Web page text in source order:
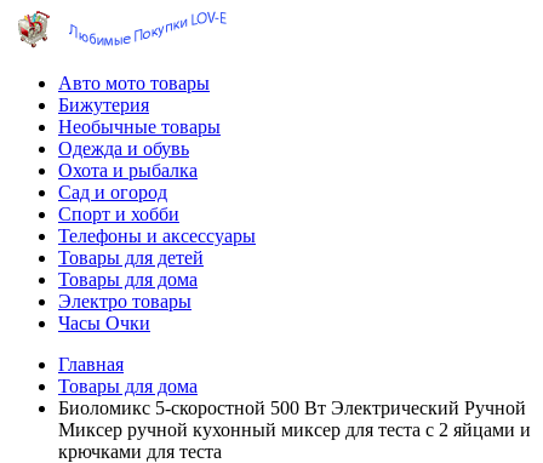
Авто мото товары
Бижутерия
Необычные товары
Одежда и обувь
Охота и рыбалка
Сад и огород
Спорт и хобби
Телефоны и аксессуары
Товары для детей
Товары для дома
Электро товары
Часы Очки
Главная
Товары для дома
Биоломикс 5-скоростной 500 Вт Электрический Ручной
Миксер ручной кухонный миксер для теста с 2 яйцами и
крючками для теста